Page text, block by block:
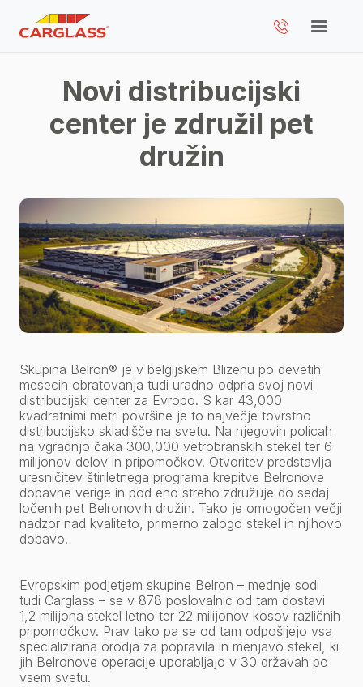
Novi distribucijski
center je združil pet
družin
Skupina Belron® je v belgijskem Blizenu po devetih
mesecih obratovanja tudi uradno odprla svoj novi
distribucijski center za Evropo. S kar 43,000
kvadratnimi metri površine je to največje tovrstno
distribucijsko skladišče na svetu. Na njegovih policah
na vgradnjo čaka 300,000 vetrobranskih stekel ter 6
milijonov delov in pripomočkov. Otvoritev predstavlja
uresničitev štiriletnega programa krepitve Belronove
dobavne verige in pod eno streho združuje do sedaj
ločenih pet Belronovih družin. Tako je omogočen večji
nadzor nad kvaliteto, primerno zalogo stekel in njihovo
dobavo.
Evropskim podjetjem skupine Belron – mednje sodi
tudi Carglass – se v 878 poslovalnic od tam dostavi
1,2 milijona stekel letno ter 22 milijonov kosov različnih
pripomočkov. Prav tako pa se od tam odpošljejo vsa
specializirana orodja za popravila in menjavo stekel, ki
jih Belronove operacije uporabljajo v 30 državah po
vsem svetu.